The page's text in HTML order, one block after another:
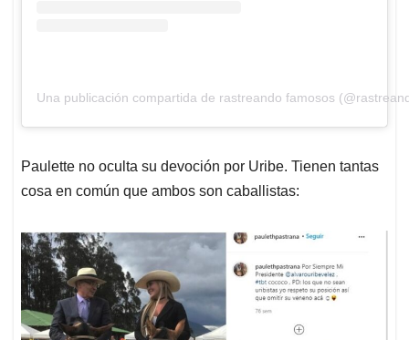
Una publicación compartida de rastreando famosos
Paulette no oculta su devoción por Uribe. Tienen tantas
cosa en común que ambos son caballistas: